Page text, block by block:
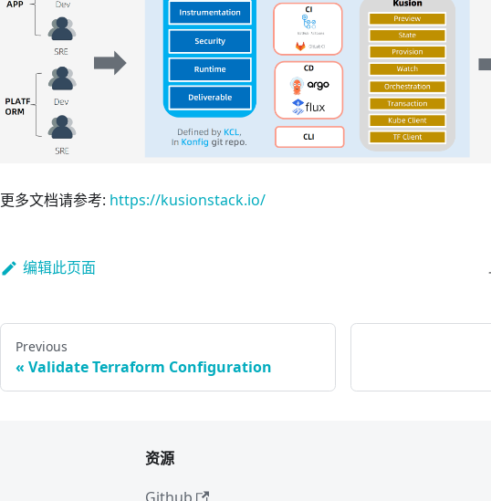
更多文档请参考: https://kusionstack.io/
编辑此页面
Previous
Validate Terraform Configuration
资源